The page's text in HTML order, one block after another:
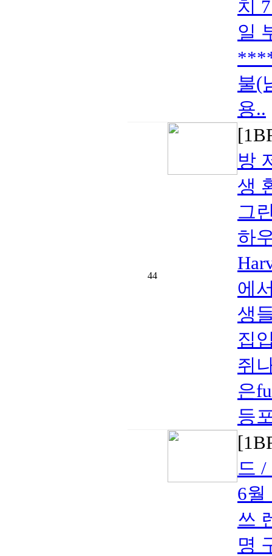
치
일
불(
용..
44
방
생
그
하
에
생
집
쥐
은
등
드 /
6월
쓰
명